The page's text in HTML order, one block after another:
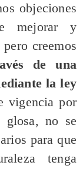
objeciones
mejorar y
creemos
de una
la ley
vigencia por
glosa, no se
para que
tenga